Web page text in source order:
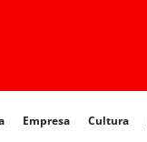
Empresa Cultura